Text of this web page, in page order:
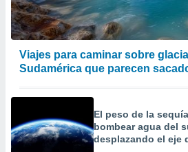
Viajes para caminar sobre
Sudamérica que parecen
El peso de la
bombear agua del
desplazando el eje